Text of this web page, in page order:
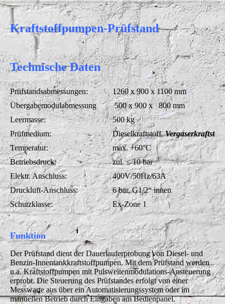
Kraftstoffpumpen-Prüfstand
Technische Daten
Prüfstandsabmessungen:
1260 x 900 x 1100 mm
Übergabemodulabmessung
500 x 900 x 800 mm
Leermasse:
500 kg
Prüfmedium:
Dieselkraftstoff,Vergaserkraftstoff
Temperatur:
max. +60°C
Betriebsdruck:
zul. ≤ 10 bar
Elektr. Anschluss:
400V/50Hz/63A
Druckluft-Anschluss:
6 bar, G1/2“ innen
Schutzklasse:
Ex-Zone 1
Funktion
Der Prüfstand dient der Dauerlauferprobung von Diesel- und
Benzin-Innentankkraftstoffpumpen. Mit dem Prüfstand werden
u.a. Kraftstoffpumpen mit Pulsweitenmodulations-Ansteuerung
erprobt. Die Steuerung des Prüfstandes erfolgt von einer
Messwarte aus über ein Automatisierungssystem oder im
manuellen Betrieb durch Eingaben am Bedienpanel.